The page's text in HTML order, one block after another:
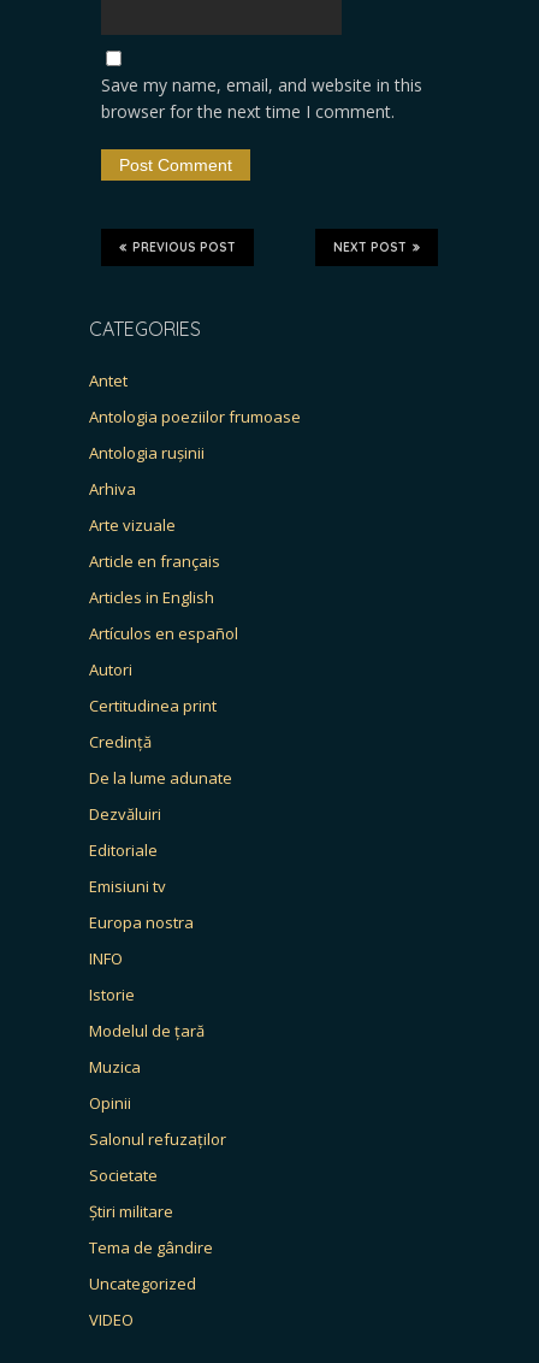
Save my name, email, and website in this
browser for the next time I comment.
NEXT POST
PREVIOUS POST
CATEGORIES
Antet
Antologia poeziilor frumoase
Antologia rușinii
Arhiva
Arte vizuale
Article en français
Articles in English
Artículos en español
Autori
Certitudinea print
Credință
De la lume adunate
Dezvăluiri
Editoriale
Emisiuni tv
Europa nostra
INFO
Istorie
Modelul de țară
Muzica
Opinii
Salonul refuzaților
Societate
Știri militare
Tema de gândire
Uncategorized
VIDEO